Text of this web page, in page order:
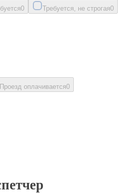
0 Требуется, не строгая0
Проезд оплачивается0